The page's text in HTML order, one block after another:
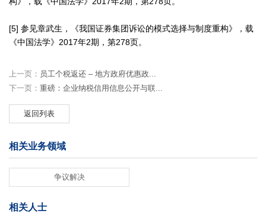
[5] 参见章武生，《我国证券集团诉讼的模式选择与制度重构》，载
《中国法学》2017年2期，第278页。
上一页： 员工个税返还 – 地方政府优惠政...
下一页： 重磅：企业纳税信用信息公开与联...
返回列表
相关业务领域
争议解决
相关人士